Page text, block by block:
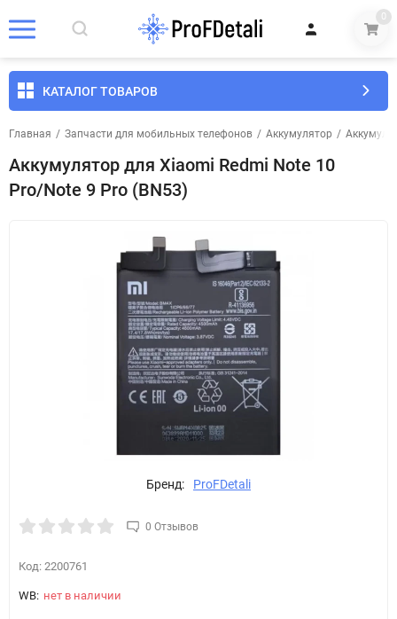
0
КАТАЛОГ ТОВАРОВ
Главная / Запчасти для мобильных телефонов / Аккумулятор /
Аккумулятор для Xiaomi Redmi Note 10
Pro/Note 9 Pro (BN53)
Бренд: ProFDetali
0 Отзывов
Код: 2200761
WB: нет в наличии